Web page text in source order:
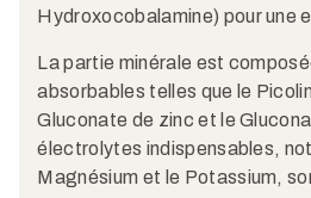
Hydroxocobalamine) pour une
La partie minérale est
absorbables telles que le
Gluconate de zinc et le
électrolytes indispensables,
Magnésium et le Potassium,